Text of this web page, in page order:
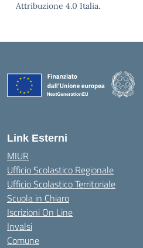
Attribuzione 4.0 Italia.
Link Esterni
MIUR
Ufficio Scolastico Regionale
Ufficio Scolastico Territoriale
Scuola in Chiaro
Iscrizioni On Line
Invalsi
Comune